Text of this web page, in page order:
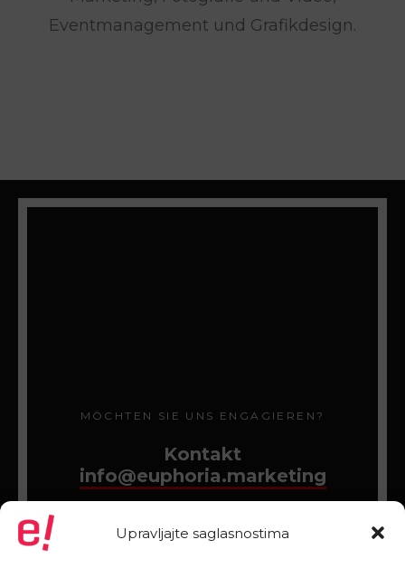
Upravljajte saglasnostima
Eventmanagement und Grafikdesign.
MÖCHTEN SIE UNS ENGAGIEREN?
Kontakt
info@euphoria.marketing